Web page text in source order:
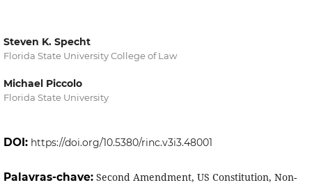
Steven K. Specht
Florida State University College of Law
Michael Piccolo
Florida State University
DOI: https://doi.org/10.5380/rinc.v3i3.48001
Palavras-chave: Second Amendment, US Constitution, Non-